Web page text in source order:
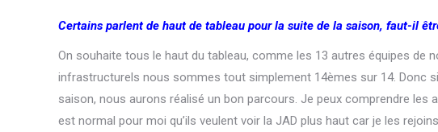
Certains parlent de haut de tableau pour la suite de la saison, faut-il
On souhaite tous le haut du tableau, comme les 13 autres équipes de
infrastructurels nous sommes tout simplement 14èmes sur 14. Donc
saison, nous aurons réalisé un bon parcours. Je peux comprendre les
est normal pour moi qu’ils veulent voir la JAD plus haut car je les